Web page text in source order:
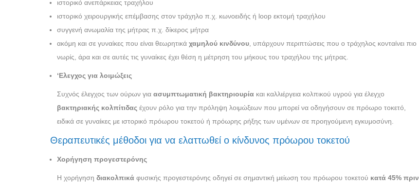
ιστορικό ανεπάρκειας τραχήλου
ιστορικό χειρουργικής επέμβασης στον τράχηλο π.χ. κωνοειδής ή loop εκτομή τραχήλου
συγγενή ανωμαλία της μήτρας π.χ. δίκερος μήτρα
ακόμη και σε γυναίκες που είναι θεωρητικά χαμηλού κινδύνου , υπάρχουν περιπτώσεις που ο τράχηλος κονταίνει πιο
νωρίς, άρα και σε αυτές τις γυναίκες έχει θέση η μέτρηση του μήκους του τραχήλου της μήτρας.
‘Ελεγχος για λοιμώξεις
Συχνός έλεγχος των ούρων για ασυμπτωματική βακτηριουρία και καλλιέργεια κολπικού υγρού για έλεγχο
βακτηριακής κολπίτιδας έχουν ρόλο για την πρόληψη λοιμώξεων που μπορεί να οδηγήσουν σε πρόωρο τοκετό,
ειδικά σε γυναίκες με ιστορικό πρόωρου τοκετού ή πρόωρης ρήξης των υμένων σε προηγούμενη εγκυμοσύνη.
Θεραπευτικές μέθοδοι για να ελαττωθεί ο κίνδυνος πρόωρου τοκετού
Χορήγηση προγεστερόνης
Η χορήγηση διακολπικά φυσικής προγεστερόνης οδηγεί σε σημαντική μείωση του πρόωρου τοκετού κατά 45% πριν